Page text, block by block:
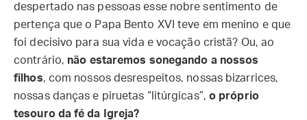
despertado nas pessoas esse nobre sentimento de
pertença que o Papa Bento XVI teve em menino e que
foi decisivo para sua vida e vocação cristã? Ou, ao
contrário, não estaremos sonegando a nossos
filhos, com nossos desrespeitos, nossas bizarrices,
nossas danças e piruetas “litúrgicas”, o próprio
tesouro da fé da Igreja?